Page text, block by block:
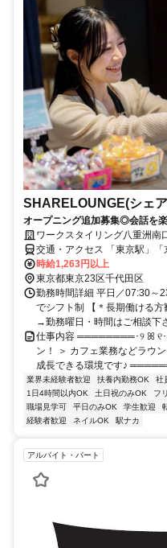
SHARELOUNGE(シェ
オープニング追加募集◎会話を
ワークスタイリング八重洲南
交通・アクセス 「東京駅」「
時給1,263円以上
東京都東京23区千代田区
勤務時間詳細 平日／07:30～
でシフト制 【＊長期働ける方
→勤務曜日・時間はご相談下
仕事内容 ════════･୨ ꕤ ୧
ン！ ＞ カフェ業務などラウ
成長できる環境です♪
業界未経験者歓迎 扶養内勤務OK 社
1日4時間以内OK
土日祝のみOK フ
職場見学可
平日のみOK 学生歓迎
経験者歓迎
ネイルOK 駅ナカ
アルバイト・パート